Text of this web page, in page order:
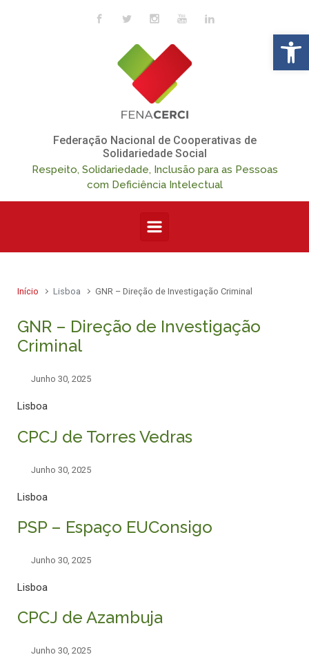
Skip to main content
Federação Nacional de Cooperativas de
Solidariedade Social
Respeito, Solidariedade, Inclusão para as Pessoas
com Deficiência Intelectual
Início Lisboa GNR – Direção de Investigação Criminal
GNR – Direção de Investigação
Criminal
Junho 30, 2025
Lisboa
CPCJ de Torres Vedras
Junho 30, 2025
Lisboa
PSP – Espaço EUConsigo
Junho 30, 2025
Lisboa
CPCJ de Azambuja
Junho 30, 2025